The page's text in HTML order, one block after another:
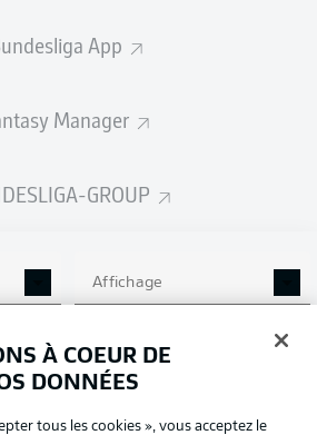
App
Manager
GROUP
Affichage
Connexion
À COEUR DE
DONNÉES
tous les cookies », vous acceptez le